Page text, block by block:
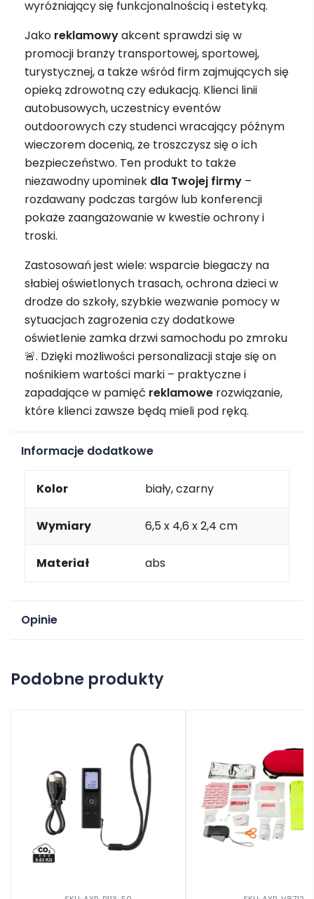
wyróżniający się funkcjonalnością i estetyką.
Jako reklamowyakcent sprawdzi się w
promocji branży transportowej, sportowej,
turystycznej, a także wśród firm zajmujących się
opieką zdrowotną czy edukacją. Klienci linii
autobusowych, uczestnicy eventów
outdoorowych czy studenci wracający późnym
wieczorem docenią, że troszczysz się o ich
bezpieczeństwo. Ten produkt to także
niezawodny upominek dla Twojej firmy –
rozdawany podczas targów lub konferencji
pokaże zaangażowanie w kwestie ochrony i
troski.
Zastosowań jest wiele: wsparcie biegaczy na
słabiej oświetlonych trasach, ochrona dzieci w
drodze do szkoły, szybkie wezwanie pomocy w
sytuacjach zagrożenia czy dodatkowe
oświetlenie zamka drzwi samochodu po zmroku
🚨. Dzięki możliwości personalizacji staje się on
nośnikiem wartości marki – praktyczne i
zapadające w pamięć reklamowe rozwiązanie,
które klienci zawsze będą mieli pod ręką.
Informacje dodatkowe
Kolor biały, czarny
Wymiary 6,5 x 4,6 x 2,4 cm
Materiał abs
Opinie
Podobne produkty